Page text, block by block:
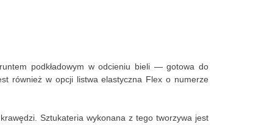
podkładowym w odcieniu bieli — gotowa do
również w opcji listwa elastyczna Flex o numerze
Sztukateria wykonana z tego tworzywa jest